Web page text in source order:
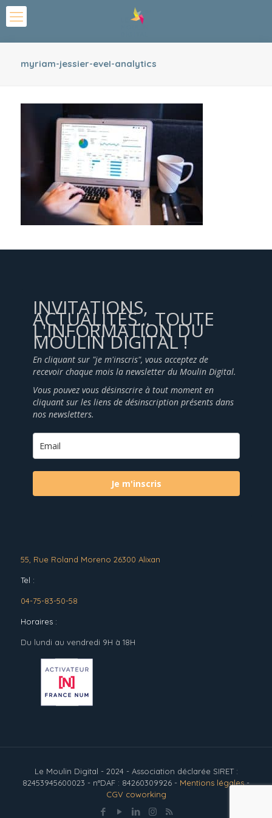
myriam-jessier-eveI-analytics
INVITATIONS,
ACTUALITÉS... TOUTE
L'INFORMATION DU
MOULIN DIGITAL !
En cliquant sur "je m'inscris", vous acceptez de
recevoir chaque mois la newsletter du Moulin Digital.
Vous pouvez vous désinscrire à tout moment en
cliquant sur les liens de désinscription présents dans
nos newsletters.
Je m'inscris
55, Rue Roland Moreno 26300 Alixan
Tel :
04-75-83-50-58
Horaires :
Du lundi au vendredi 9H à 18H
Le Moulin Digital - 2024 - Association déclarée SIRET :
82453945600023 - n°DAF : 84260309926 - Mentions légales-
CGV coworking